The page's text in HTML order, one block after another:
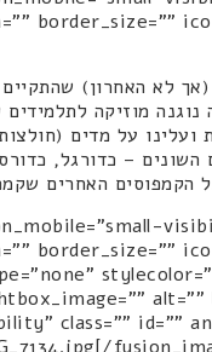
לא האחרון)
מוזיקה
על מדים
– כדורגל,
האחרים
class="" id=""
04/IMG_7134.jpg[/